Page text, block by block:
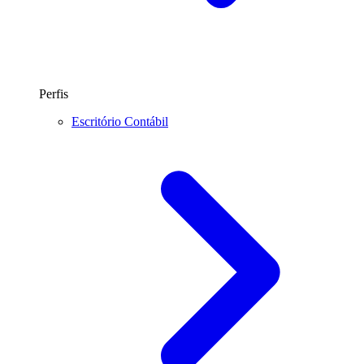
Perfis
Escritório Contábil